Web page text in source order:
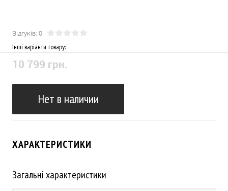
Відгуків: 0
Інші варіанти товару:
10 799 грн.
Нет в наличии
ХАРАКТЕРИСТИКИ
Загальні характеристики